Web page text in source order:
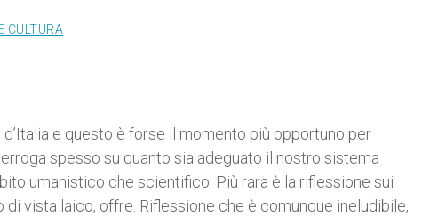
CULTURA
e questo è forse il momento più opportuno per
spesso su quanto sia adeguato il nostro sistema
umanistico che scientifico. Più rara è la riflessione sui
vista laico, offre. Riflessione che è comunque ineludibile,